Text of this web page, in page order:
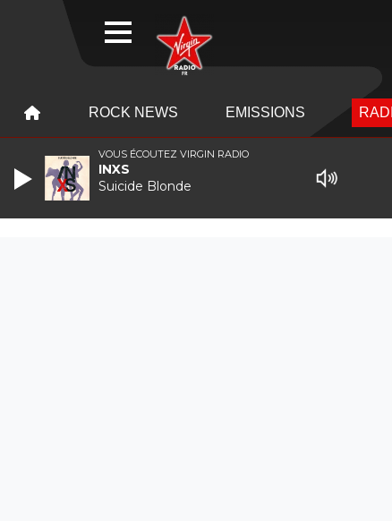
ROCK NEWS EMISSIONS
VOUS ÉCOUTEZ VIRGIN RADIO
INXS
Suicide Blonde
WEBRADIO